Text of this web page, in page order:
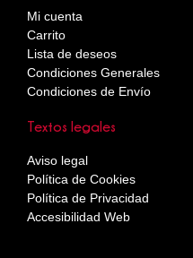
Mi cuenta
Carrito
Lista de deseos
Condiciones Generales
Condiciones de Envío
Textos legales
Aviso legal
Política de Cookies
Política de Privacidad
Accesibilidad Web